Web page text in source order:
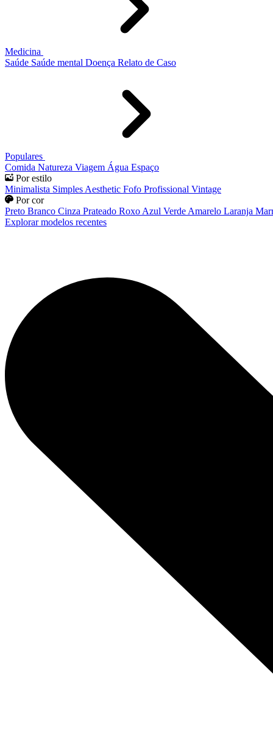
Medicina
Saúde Saúde mental Doença Relato de Caso
Populares
Comida Natureza Viagem Água Espaço
Por estilo
Minimalista Simples Aesthetic Fofo Profissional Vintage
Por cor
Preto Branco Cinza Prateado Roxo Azul Verde Amarelo Laranja
Explorar modelos recentes